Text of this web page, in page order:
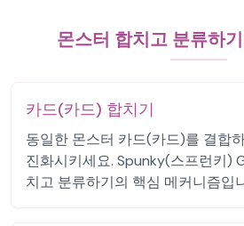
몬스터 합치고 분류하
카드(카드) 합치기
동일한 몬스터 카드(카드)를 결합
진화시키세요. Spunky(스프런키)
치고 분류하기의 핵심 메커니즘입